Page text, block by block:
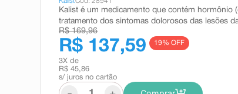
Kalist é um medicamento que contém hormônio
tratamento dos sintomas dolorosos das lesões
R$ 169,96
R$ 137,59 19% OFF
3X de
R$ 45,86
s/ juros no cartão